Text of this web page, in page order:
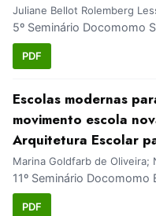
Juliane Bellot Rolemberg
5º Seminário Docomomo
PDF
Escolas modernas
movimento escola
Arquitetura Escolar
Marina Goldfarb de Oliveira;
11º Seminário Docomomo
PDF